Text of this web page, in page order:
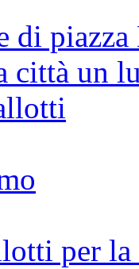
di
città un
per la